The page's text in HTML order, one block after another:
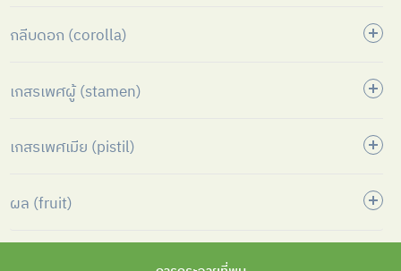
กลีบดอก (corolla)
เกสรเพศผู้ (stamen)
เกสรเพศเมีย (pistil)
ผล (fruit)